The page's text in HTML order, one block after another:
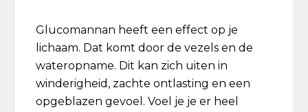
Glucomannan heeft een effect op je
lichaam. Dat komt door de vezels en de
wateropname. Dit kan zich uiten in
winderigheid, zachte ontlasting en een
opgeblazen gevoel. Voel je je er heel